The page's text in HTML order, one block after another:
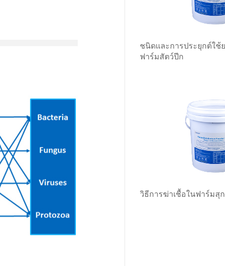
ชนิดและการประยุกต์ใช้
ฟาร์มสัตว์ปีก
วิธีการฆ่าเชื้อในฟาร์มสุ